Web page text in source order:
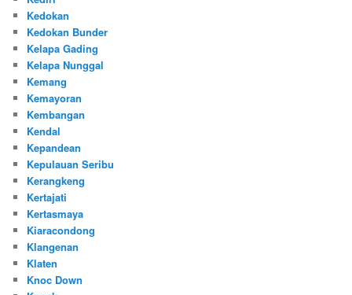
Kedokan
Kedokan Bunder
Kelapa Gading
Kelapa Nunggal
Kemang
Kemayoran
Kembangan
Kendal
Kepandean
Kepulauan Seribu
Kerangkeng
Kertajati
Kertasmaya
Kiaracondong
Klangenan
Klaten
Knoc Down